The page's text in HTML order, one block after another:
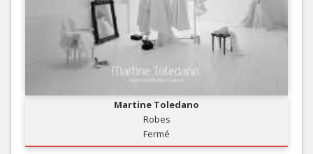
Martine Toledano
Robes
Fermé